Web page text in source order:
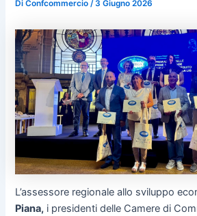
DiConfcommercio/3 Giugno 2026
L’assessore regionale allo sviluppo
Piana, i presidenti delle Camere di